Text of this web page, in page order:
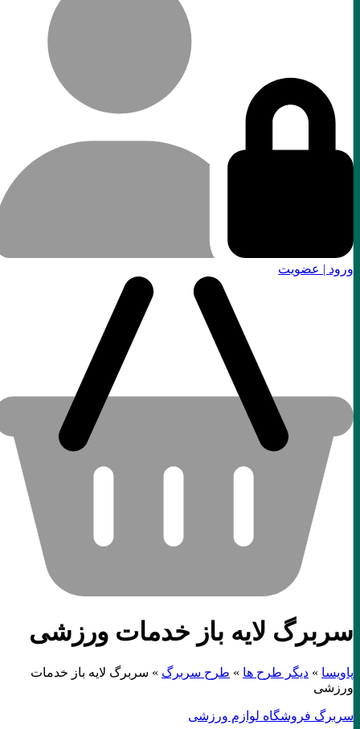
ورود | عضویت
سربرگ لایه باز خدمات ورزشی
پاویسا»دیگر طرح ها»طرح سربرگ»سربرگ لایه باز خدمات
ورزشی
سربرگ فروشگاه لوازم ورزشی